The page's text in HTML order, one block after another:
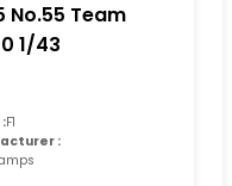
No.55 Team
1/43
F1
: